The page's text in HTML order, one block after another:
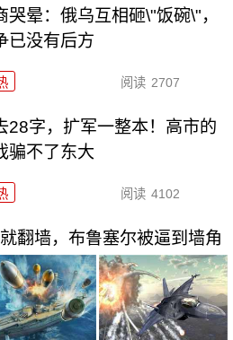
哭晕：俄乌互相砸\"饭碗\"，
已没有后方
阅读 2707
28字，扩军一整本！高市的
骗不了东大
阅读 4102
翻墙，布鲁塞尔被逼到墙角